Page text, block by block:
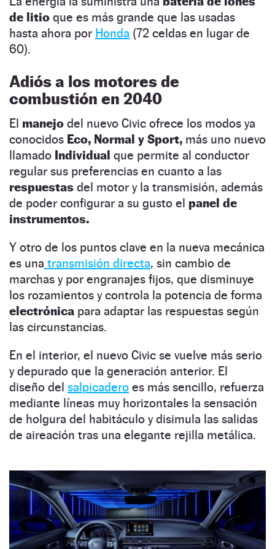
de litio que es más grande que las usadas
hasta ahora por Honda (72 celdas en lugar de
60).
Adiós a los motores de
combustión en 2040
El manejo del nuevo Civic ofrece los modos ya
conocidos Eco, Normal y Sport, más uno nuevo
llamado Individual que permite al conductor
regular sus preferencias en cuanto a las
respuestas del motor y la transmisión, además
de poder configurar a su gusto el panel de
instrumentos.
Y otro de los puntos clave en la nueva mecánica
es una transmisión directa, sin cambio de
marchas y por engranajes fijos, que disminuye
los rozamientos y controla la potencia de forma
electrónica para adaptar las respuestas según
las circunstancias.
En el interior, el nuevo Civic se vuelve más serio
y depurado que la generación anterior. El
diseño del salpicadero es más sencillo, refuerza
mediante líneas muy horizontales la sensación
de holgura del habitáculo y disimula las salidas
de aireación tras una elegante rejilla metálica.